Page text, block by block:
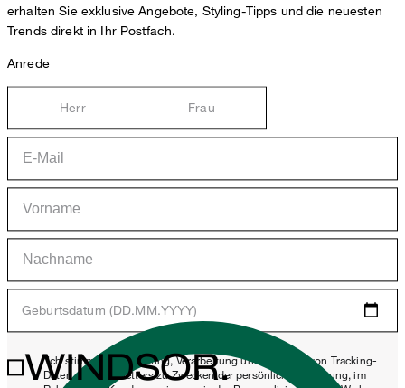
erhalten Sie exklusive Angebote, Styling-Tipps und die neuesten
Trends direkt in Ihr Postfach.
Anrede
Herr Frau
Geburtsdatum (DD.MM.YYYY)
*Ich stimme der Erhebung, Verarbeitung und Nutzung von Tracking-
Daten des Newsletters zu Zwecken der persönlichen Beratung, im
WINDSOR.